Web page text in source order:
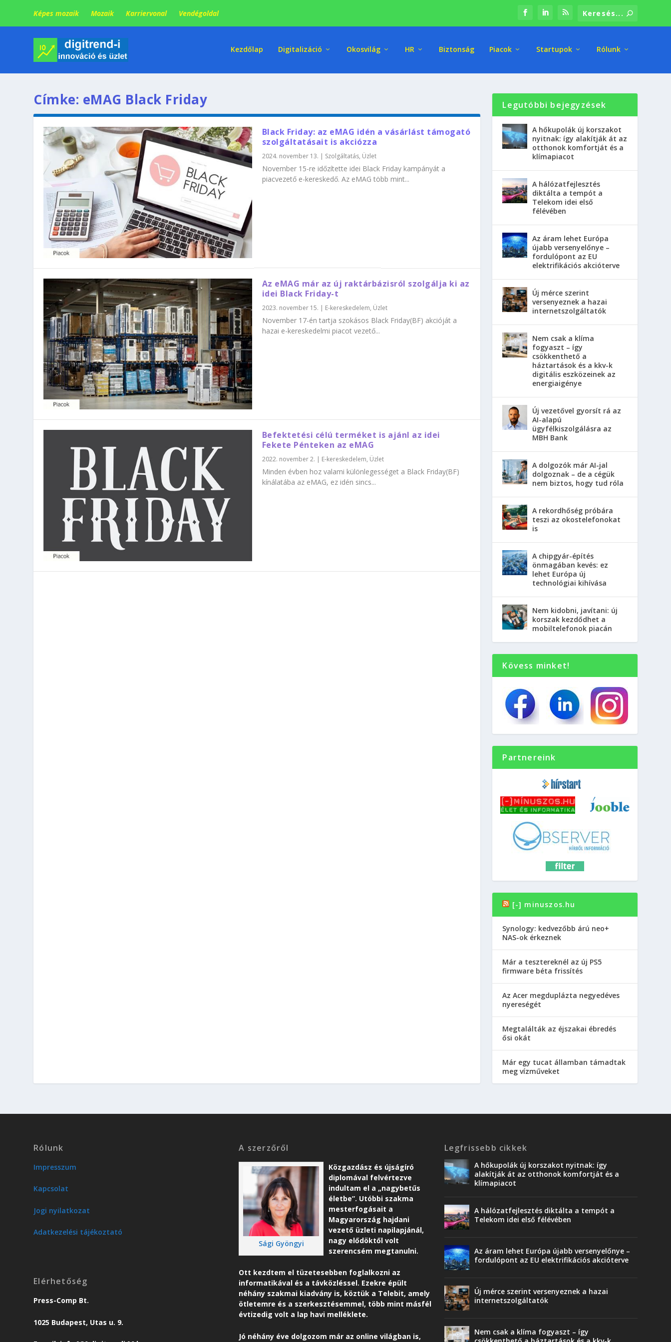
Képes mozaik Mozaik Karriervonal Vendégoldal
Kezdőlap Digitalizáció Okosvilág HR Biztonság Piacok Startupok Rólunk
Címke: eMAG Black Friday
Black Friday: az eMAG idén a vásárlást támogató
szolgáltatásait is akciózza
2024. november 13. | Szolgáltatás, Üzlet
November 15-re időzítette idei Black Friday kampányát a
piacvezető e-kereskedő. Az eMAG több mint...
Az eMAG már az új raktárbázisról szolgálja ki az
idei Black Friday-t
2023. november 15. | E-kereskedelem, Üzlet
November 17-én tartja szokásos Black Friday(BF) akcióját a
hazai e-kereskedelmi piacot vezető...
Befektetési célú terméket is ajánl az idei
Fekete Pénteken az eMAG
2022. november 2. | E-kereskedelem, Üzlet
Minden évben hoz valami különlegességet a Black Friday(BF)
kínálatába az eMAG, ez idén sincs...
Legutóbbi bejegyzések
A hőkupolák új korszakot
nyitnak: így alakítják át az
otthonok komfortját és a
klímapiacot
A hálózatfejlesztés
diktálta a tempót a
Telekom idei első
félévében
Az áram lehet Európa
újabb versenyelőnye –
fordulópont az EU
elektrifikációs akcióterve
Új mérce szerint
versenyeznek a hazai
internetszolgáltatók
Nem csak a klíma
fogyaszt – így
csökkenthető a
háztartások és a kkv-k
digitális eszközeinek az
energiaigénye
Új vezetővel gyorsít rá az
AI-alapú
ügyfélkiszolgálásra az
MBH Bank
A dolgozók már AI-jal
dolgoznak – de a cégük
nem biztos, hogy tud róla
A rekordhőség próbára
teszi az okostelefonokat
is
A chipgyár-építés
önmagában kevés: ez
lehet Európa új
technológiai kihívása
Nem kidobni, javítani: új
korszak kezdődhet a
mobiltelefonok piacán
Kövess minket!
Partnereink
[-] minuszos.hu
Synology: kedvezőbb árú neo+
NAS-ok érkeznek
Már a tesztereknél az új PS5
firmware béta frissítés
Az Acer megduplázta negyedéves
nyereségét
Megtalálták az éjszakai ébredés
ősi okát
Már egy tucat államban támadtak
meg vízműveket
Rólunk
Impresszum
Kapcsolat
Jogi nyilatkozat
Adatkezelési tájékoztató
Elérhetőség
Press-Comp Bt.
1025 Budapest, Utas u. 9.
A szerzőről
Sági Gyöngyi
Közgazdász és újságíró
diplomával felvértezve
indultam el a „nagybetűs
életbe”. Utóbbi szakma
mesterfogásait a
Magyarország hajdani
vezető üzleti napilapjánál,
nagy elődöktől volt
szerencsém megtanulni.
Ott kezdtem el tüzetesebben foglalkozni az
informatikával és a távközléssel. Ezekre épült
néhány szakmai kiadvány is, köztük a Telebit, amely
ötletemre és a szerkesztésemmel, több mint másfél
évtizedig volt a lap havi melléklete.
Jó néhány éve dolgozom már az online világban is,
Legfrissebb cikkek
A hőkupolák új korszakot nyitnak: így
alakítják át az otthonok komfortját és a
klímapiacot
A hálózatfejlesztés diktálta a tempót a
Telekom idei első félévében
Az áram lehet Európa újabb versenyelőnye –
fordulópont az EU elektrifikációs akcióterve
Új mérce szerint versenyeznek a hazai
internetszolgáltatók
Nem csak a klíma fogyaszt – így